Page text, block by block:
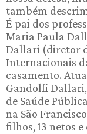
também
É pai dos
Maria Paula
Dallari (diretor
Internacionais
casamento.
Gandolfi
de Saúde
na São
filhos, 13 netos